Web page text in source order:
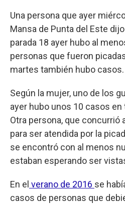
Una persona que ayer
Mansa de Punta del Este
parada 18 ayer hubo al
personas que fueron
martes también hubo casos.
Según la mujer, uno de los
ayer hubo unos 10 casos en
Otra persona, que concurrió
para ser atendida por la
se encontró con al menos
estaban esperando ser
En el verano de 2016 se
casos de personas que